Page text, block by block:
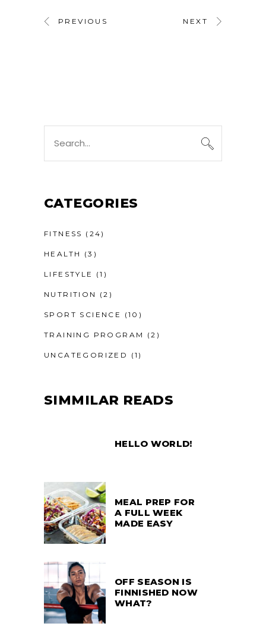
PREVIOUS NEXT
CATEGORIES
FITNESS (24)
HEALTH (3)
LIFESTYLE (1)
NUTRITION (2)
SPORT SCIENCE (10)
TRAINING PROGRAM (2)
UNCATEGORIZED (1)
SIMMILAR READS
HELLO WORLD!
MEAL PREP FOR
A FULL WEEK
MADE EASY
OFF SEASON IS
FINNISHED NOW
WHAT?